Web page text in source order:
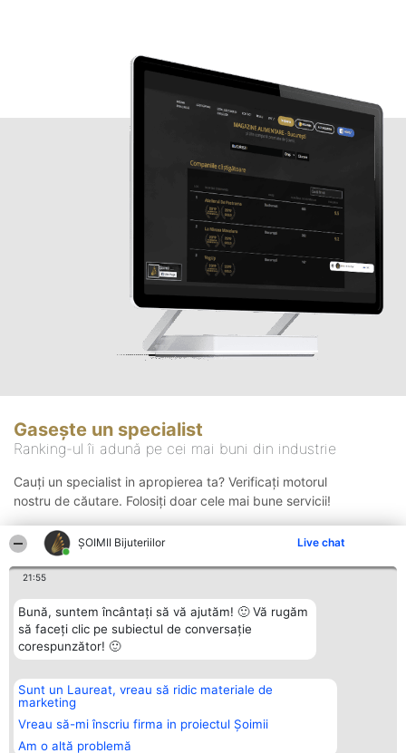
ŞOIMII Bijuteriilor Live chat
21:55
Bună, suntem încântați să vă ajutăm! 🙂 Vă rugăm
să faceți clic pe subiectul de conversație
corespunzător! 🙂
Sunt un Laureat, vreau să ridic materiale de
marketing
Vreau să-mi înscriu firma in proiectul Șoimii
Am o altă problemă
Gasește un specialist
Ranking-ul îi adună pe cei mai buni din industrie
Cauți un specialist in apropierea ta? Verificați motorul
nostru de căutare. Folosiți doar cele mai bune servicii!
Organizator Ranking
BRIGHT SOLUTIONS BR SRL
Aleea Timisul De Sus 2 Bl. A30
Sc. A Et. 4 Ap. 13 Cod 061952
București
Plebiscyt
Lista Tuturor
Laureaților
Contact